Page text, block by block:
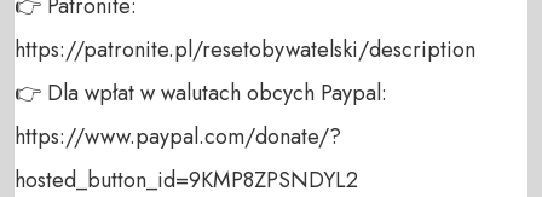
https://patronite.pl/resetobywatelski/description
👉 Dla wpłat w walutach obcych Paypal:
https://www.paypal.com/donate/?
hosted_button_id=9KMP8ZPSNDYL2